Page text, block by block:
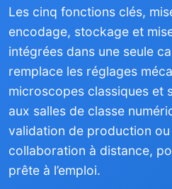
Les cinq fonctions clés,
encodage, stockage et
intégrées dans une seule
remplace les réglages
microscopes classiques et
aux salles de classe
validation de production
collaboration à distance,
prête à l’emploi.